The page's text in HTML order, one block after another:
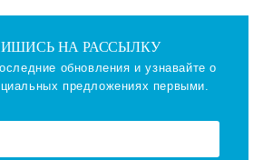
НА РАССЫЛКУ
обновления и узнавайте о
предложениях первыми.